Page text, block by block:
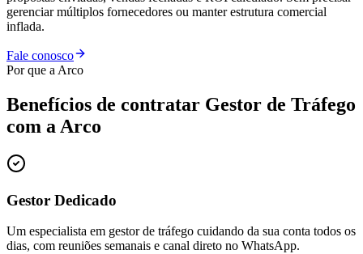
gerenciar múltiplos fornecedores ou manter estrutura comercial
inflada.
Fale conosco
Por que a Arco
Benefícios de contratar Gestor de Tráfego
com a Arco
Gestor Dedicado
Um especialista em gestor de tráfego cuidando da sua conta todos os
dias, com reuniões semanais e canal direto no WhatsApp.